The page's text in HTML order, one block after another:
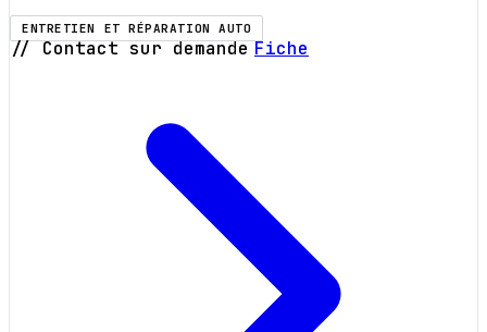
ENTRETIEN ET RÉPARATION AUTO
// Contact sur demande Fiche